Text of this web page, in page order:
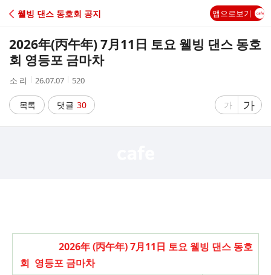
C
A
웰빙 댄스 동호회 공지 앱으로보기
2026年(丙午年) 7月11日 토요 웰빙 댄스 동호
회 영등포 금마차
작
자
소 리
작
시
간
26.07.07
조
수
520
목록 댓글 30
글
가
글
자
가
2026年(丙午年)7月11日 토요 웰빙 댄스 동호
회 영등포 금마차